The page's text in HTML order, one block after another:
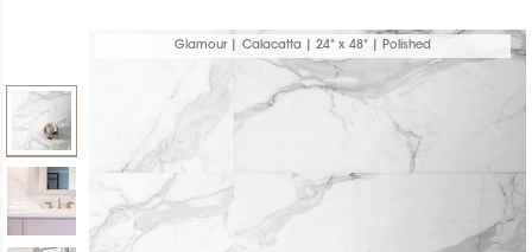
Glamour | Calacatta | 24" x 48" | Polished